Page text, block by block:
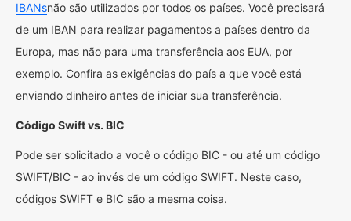
IBANsnão são utilizados por todos os países. Você precisará
de um IBAN para realizar pagamentos a países dentro da
Europa, mas não para uma transferência aos EUA, por
exemplo. Confira as exigências do país a que você está
enviando dinheiro antes de iniciar sua transferência.
Código Swift vs. BIC
Pode ser solicitado a você o código BIC - ou até um código
SWIFT/BIC - ao invés de um código SWIFT. Neste caso,
códigos SWIFT e BIC são a mesma coisa.